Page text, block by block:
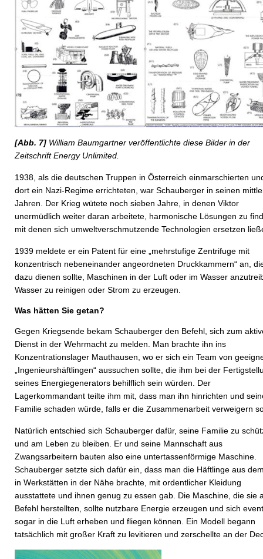
[Abb. 7] William Baumgartner veröffentlichte diese Bilder in der
Zeitschrift Energy Unlimited.
1938, als die deutschen Truppen in Österreich einmarschierten
dort ein Nazi-Regime errichteten, war Schauberger in seinen
Jahren. Der Krieg wütete noch sieben Jahre, in denen Viktor
unermüdlich weiter daran arbeitete, harmonische Lösungen zu
mit denen sich umweltverschmutzende Technologien ersetzen
1939 meldete er ein Patent für eine „mehrstufige Zentrifuge mit
konzentrisch nebeneinander angeordneten Druckkammern“ an,
dazu dienen sollte, Maschinen in der Luft oder im Wasser
Wasser zu reinigen oder Strom zu erzeugen.
Was hätten Sie getan?
Gegen Kriegsende bekam Schauberger den Befehl, sich zum
Dienst in der Wehrmacht zu melden. Man brachte ihn ins
Konzentrationslager Mauthausen, wo er sich ein Team von
„Ingenieurshäftlingen“ aussuchen sollte, die ihm bei der
seines Energiegenerators behilflich sein würden. Der
Lagerkommandant teilte ihm mit, dass man ihn hinrichten und
Familie schaden würde, falls er die Zusammenarbeit verweigern
Natürlich entschied sich Schauberger dafür, seine Familie zu
und am Leben zu bleiben. Er und seine Mannschaft aus
Zwangsarbeitern bauten also eine untertassenförmige Maschine.
Schauberger setzte sich dafür ein, dass man die Häftlinge aus
in Werkstätten in der Nähe brachte, mit ordentlicher Kleidung
ausstattete und ihnen genug zu essen gab. Die Maschine, die sie
Befehl herstellten, sollte nutzbare Energie erzeugen und sich
sogar in die Luft erheben und fliegen können. Ein Modell begann
tatsächlich mit großer Kraft zu levitieren und zerschellte an der